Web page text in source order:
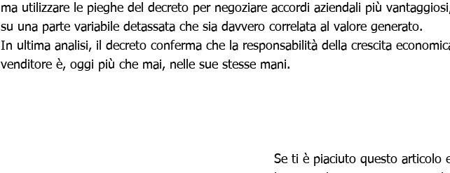
ma utilizzare le pieghe del decreto per negoziare accordi aziendali più
su una parte variabile detassata che sia davvero correlata al valore generato.
In ultima analisi, il decreto conferma che la responsabilità della crescita
venditore è, oggi più che mai, nelle sue stesse mani.
Se ti è piaciuto questo articolo